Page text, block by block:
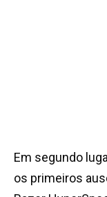
Em segundo
os primeiros